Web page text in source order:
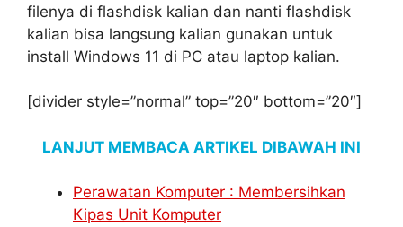
filenya di flashdisk kalian dan nanti flashdisk
kalian bisa langsung kalian gunakan untuk
install Windows 11 di PC atau laptop kalian.
[divider style=”normal” top=”20″ bottom=”20″]
LANJUT MEMBACA ARTIKEL DIBAWAH INI
Perawatan Komputer : Membersihkan
Kipas Unit Komputer